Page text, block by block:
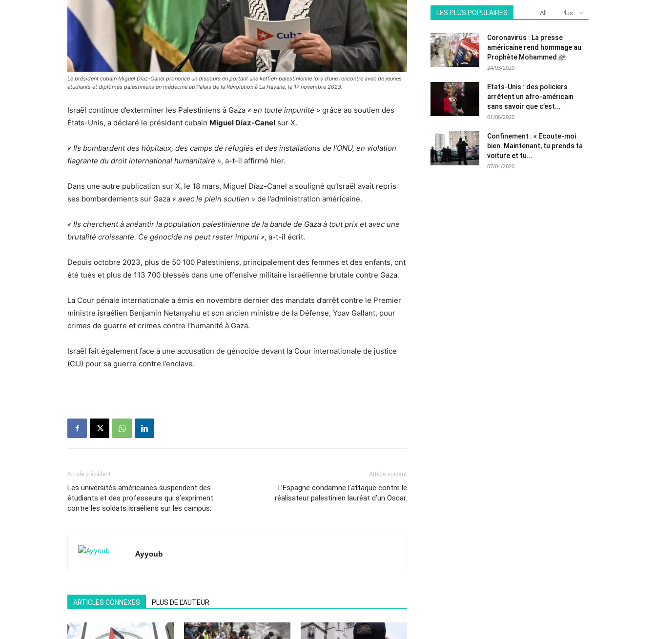
Le président cubain Miguel Díaz-Canel prononce un discours en portant une keffieh palestinienne lors d'une rencontre avec de jeunes
étudiants et diplômés palestiniens en médecine au Palais de la Révolution à La Havane, le 17 novembre 2023.
Israël continue d’exterminer les Palestiniens à Gaza « en toute impunité » grâce au soutien des
États-Unis, a déclaré le président cubain Miguel Díaz-Canel sur X.
« Ils bombardent des hôpitaux, des camps de réfugiés et des installations de l’ONU, en violation
flagrante du droit international humanitaire », a-t-il affirmé hier.
Dans une autre publication sur X, le 18 mars, Miguel Díaz-Canel a souligné qu’Israël avait repris
ses bombardements sur Gaza « avec le plein soutien » de l’administration américaine.
« Ils cherchent à anéantir la population palestinienne de la bande de Gaza à tout prix et avec une
brutalité croissante. Ce génocide ne peut rester impuni », a-t-il écrit.
Depuis octobre 2023, plus de 50 100 Palestiniens, principalement des femmes et des enfants, ont
été tués et plus de 113 700 blessés dans une offensive militaire israélienne brutale contre Gaza.
La Cour pénale internationale a émis en novembre dernier des mandats d’arrêt contre le Premier
ministre israélien Benjamin Netanyahu et son ancien ministre de la Défense, Yoav Gallant, pour
crimes de guerre et crimes contre l’humanité à Gaza.
Israël fait également face à une accusation de génocide devant la Cour internationale de justice
(CIJ) pour sa guerre contre l’enclave.
Article précédent
Les universités américaines suspendent des
étudiants et des professeurs qui s’expriment
contre les soldats israéliens sur les campus.
Article suivant
L’Espagne condamne l’attaque contre le
réalisateur palestinien lauréat d’un Oscar.
Ayyoub
ARTICLES CONNEXES PLUS DE L'AUTEUR
LES PLUS POPULAIRES All Plus
Coronavirus : La presse
américaine rend hommage au
Prophète Mohammed ﷺ
24/03/2020
Etats-Unis : des policiers
arrêtent un afro-américain
sans savoir que c’est...
01/06/2020
Confinement : « Ecoute-moi
bien. Maintenant, tu prends ta
voiture et tu...
07/04/2020